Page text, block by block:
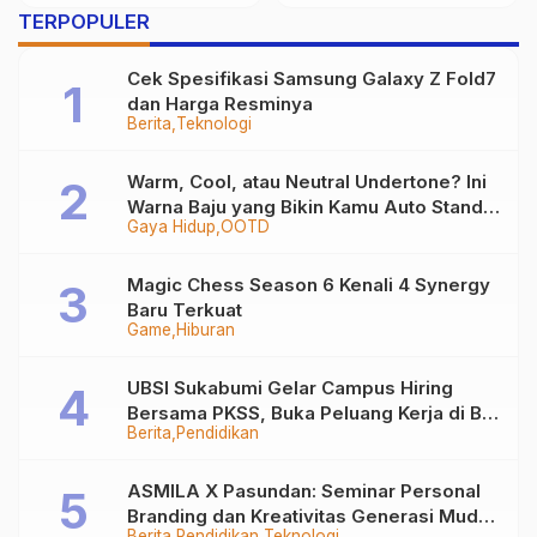
TERPOPULER
Berita Teknologi
Cek Spesifikasi Samsung Galaxy Z Fold7
dan Harga Resminya
Gaya Hidup OOTD
Warm, Cool, atau Neutral Undertone? Ini
Warna Baju yang Bikin Kamu Auto Stand
Out
Game Hiburan
Magic Chess Season 6 Kenali 4 Synergy
Baru Terkuat
Berita Pendidikan
UBSI Sukabumi Gelar Campus Hiring
Bersama PKSS, Buka Peluang Kerja di BRI
Group
ASMILA X Pasundan: Seminar Personal
Branding dan Kreativitas Generasi Muda